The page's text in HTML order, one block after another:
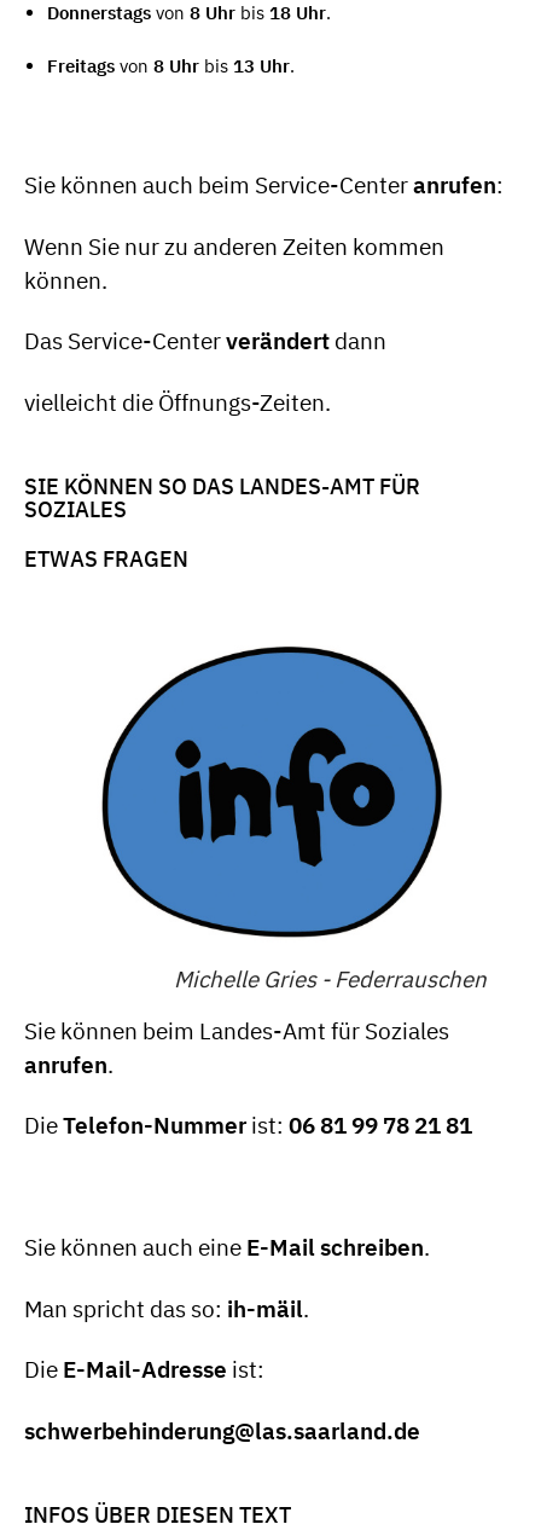
Donnerstagsvon 8 Uhrbis 18 Uhr.
Freitagsvon 8 Uhrbis 13 Uhr.
Sie können auch beim Service-Centeranrufen:
Wenn Sie nur zu anderen Zeiten kommen
können.
Das Service-Centerverändert dann
vielleicht die Öffnungs-Zeiten.
SIE KÖNNEN SO DAS LANDES-AMT FÜR
SOZIALES
ETWAS FRAGEN
Michelle Gries - Federrauschen
Sie können beim Landes-Amt für Soziales
anrufen.
DieTelefon-Nummerist: 06 81 99 78 21 81
Sie können auch eine E-Mail schreiben.
Man spricht das so: ih-mäil.
Die E-Mail-Adresse ist:
schwerbehinderung@las.saarland.de
INFOS ÜBER DIESEN TEXT